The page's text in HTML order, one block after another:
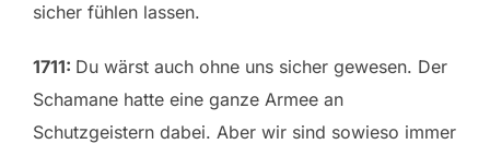
sicher fühlen lassen.
1711: Du wärst auch ohne uns sicher gewesen. Der
Schamane hatte eine ganze Armee an
Schutzgeistern dabei. Aber wir sind sowieso immer